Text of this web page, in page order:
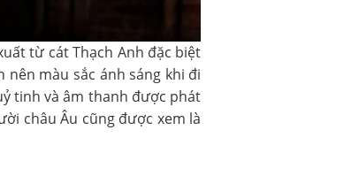
từ cát Thạch Anh đặc biệt
màu sắc ánh sáng khi đi
tinh và âm thanh được phát
châu Âu cũng được xem là